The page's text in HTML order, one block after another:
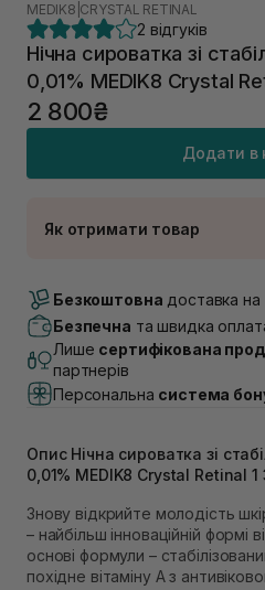
MEDIK8 CRYSTAL RETINAL
2 відгуків
Нічна сироватка зі
0,01% MEDIK8 Crystal
2 800₴
Додати в
Як отримати товар
В наявності
Самовивіз м. Луцьк, вул.
Немає в наявності!
Самовивіз м. Львів, вул.
(Duck’s Lake)
Немає в наявності!
Немає в наявності!
Самовивіз м. Львів, вул.
Немає в наявності!
Самовивіз м. Рівне, вул.
Немає в наявності!
Самовивіз м. Рівне, вул.
Екватор)
Безкоштовна доставка на
Безпечна та швидка
Лише сертифікована
партнерів
Персональна система
Опис Нічна сироватка зі
0,01% MEDIK8 Crystal Retinal
Знову відкрийте молодість
– найбільш інноваційній формі
основі формули –
похідне вітаміну А з